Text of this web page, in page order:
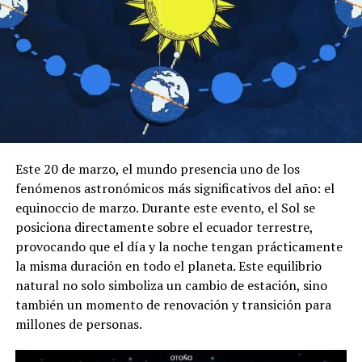
Este 20 de marzo, el mundo presencia uno de los
fenómenos astronómicos más significativos del año: el
equinoccio de marzo. Durante este evento, el Sol se
posiciona directamente sobre el ecuador terrestre,
provocando que el día y la noche tengan prácticamente
la misma duración en todo el planeta. Este equilibrio
natural no solo simboliza un cambio de estación, sino
también un momento de renovación y transición para
millones de personas.